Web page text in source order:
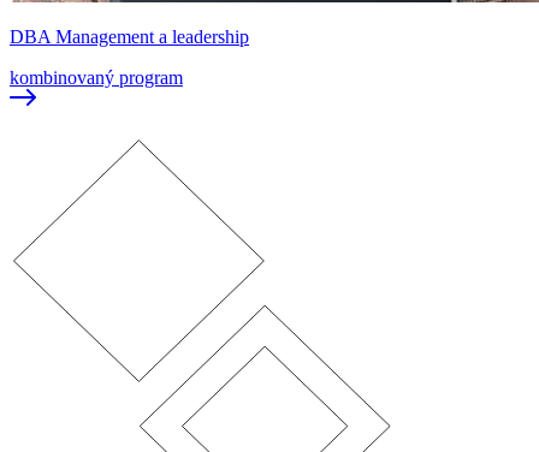
DBA Management a leadership
kombinovaný program